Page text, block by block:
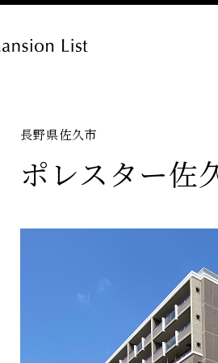
長野県佐久市
ポレスター佐